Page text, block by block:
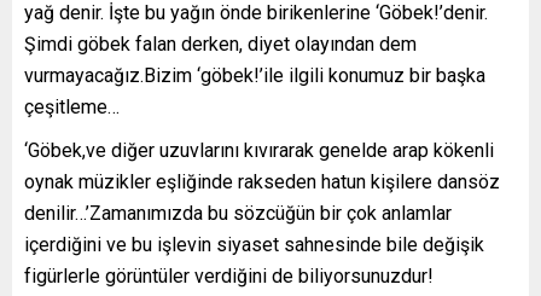
yağ denir. İşte bu yağın önde birikenlerine ‘Göbek!’denir.
Şimdi göbek falan derken, diyet olayından dem
vurmayacağız.Bizim ‘göbek!’ile ilgili konumuz bir başka
çeşitleme…
‘Göbek,ve diğer uzuvlarını kıvırarak genelde arap kökenli
oynak müzikler eşliğinde rakseden hatun kişilere dansöz
denilir…’Zamanımızda bu sözcüğün bir çok anlamlar
içerdiğini ve bu işlevin siyaset sahnesinde bile değişik
figürlerle görüntüler verdiğini de biliyorsunuzdur!